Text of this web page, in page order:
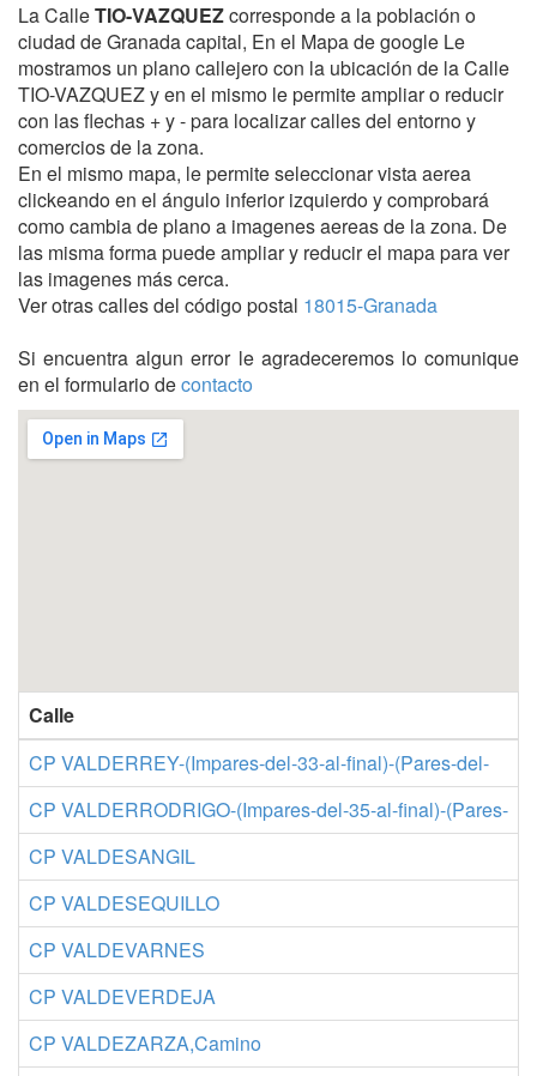
La CalleTIO-VAZQUEZcorresponde a la población o
ciudad de Granada capital, En el Mapa de google Le
mostramos un plano callejero con la ubicación de la Calle
TIO-VAZQUEZ y en el mismo le permite ampliar o reducir
con las flechas + y - para localizar calles del entorno y
comercios de la zona.
En el mismo mapa, le permite seleccionar vista aerea
clickeando en el ángulo inferior izquierdo y comprobará
como cambia de plano a imagenes aereas de la zona. De
las misma forma puede ampliar y reducir el mapa para ver
las imagenes más cerca.
Ver otras calles del código postal 18015-Granada
Si encuentra algun error le agradeceremos lo comunique
en el formulario decontacto
Calle
CP VALDERREY-(Impares-del-33-al-final)-(Pares-del-
CP VALDERRODRIGO-(Impares-del-35-al-final)-(Pares-
CP VALDESANGIL
CP VALDESEQUILLO
CP VALDEVARNES
CP VALDEVERDEJA
CP VALDEZARZA,Camino